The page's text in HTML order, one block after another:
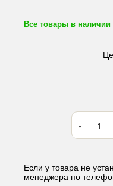
Все товары в наличии
Количество
товара
Вкладыши
Kubota
V3307
Если у товара не
менеджера по